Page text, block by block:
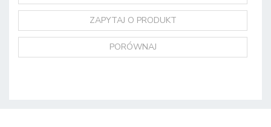
ZAPYTAJ O PRODUKT
PORÓWNAJ